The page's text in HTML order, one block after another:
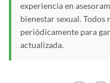
experiencia en
bienestar sexual.
periódicamente para
actualizada.